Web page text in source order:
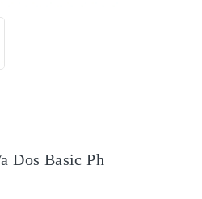
Dos Basic Ph